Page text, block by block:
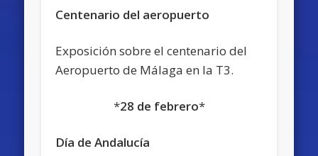
Centenario del aeropuerto
Exposición sobre el centenario del
Aeropuerto de Málaga en la T3.
*28 de febrero*
Día de Andalucía